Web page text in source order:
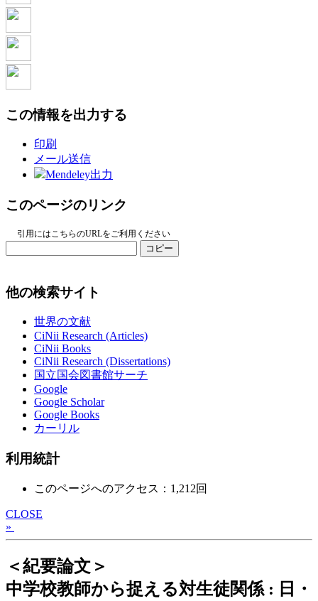
この情報を出力する
印刷
メール送信
Mendeley出力
このページのリンク
引用にはこちらのURLをご利用ください
コピー
他の検索サイト
世界の文献
CiNii Research (Articles)
CiNii Books
CiNii Research (Dissertations)
国立国会図書館サーチ
Google
Google Scholar
Google Books
カーリル
利用統計
このページへのアクセス：1,212回
CLOSE
»
＜紀要論文＞
中学校教師から捉える対生徒関係 : 日・